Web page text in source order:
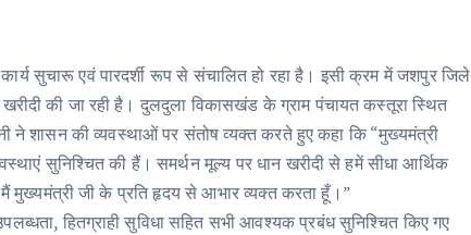
सुचारू एवं पारदर्शी रूप से संचालित हो रहा है। इसी क्रम में जशपुर जिले
की जा रही है। दुलदुला विकासखंड के ग्राम पंचायत कस्तूरा स्थित
ने शासन की व्यवस्थाओं पर संतोष व्यक्त करते हुए कहा कि “मुख्यमंत्री
सुनिश्चित की हैं। समर्थन मूल्य पर धान खरीदी से हमें सीधा आर्थिक
मुख्यमंत्री जी के प्रति हृदय से आभार व्यक्त करता हूँ।”
हितग्राही सुविधा सहित सभी आवश्यक प्रबंध सुनिश्चित किए गए